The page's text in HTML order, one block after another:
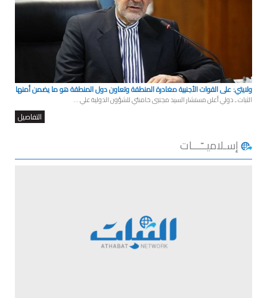
ولايتي: على القوات الأجنبية مغادرة المنطقة وتعاون دول المنطقة هو ما يضمن أمنها
الثبات ـ دولي أعلن مستشار السيد مجتبى خامنئي للشؤون الدولية علي ...
التفاصيل
إسـلاميــّـــات